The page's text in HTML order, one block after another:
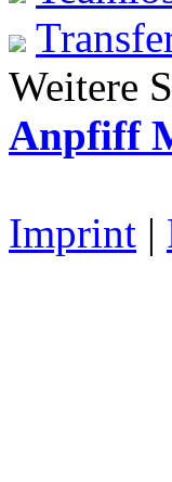
Weitere
Anpfiff
Imprint |